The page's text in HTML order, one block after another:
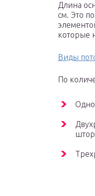
Длина
см. Это
которые
Виды
По